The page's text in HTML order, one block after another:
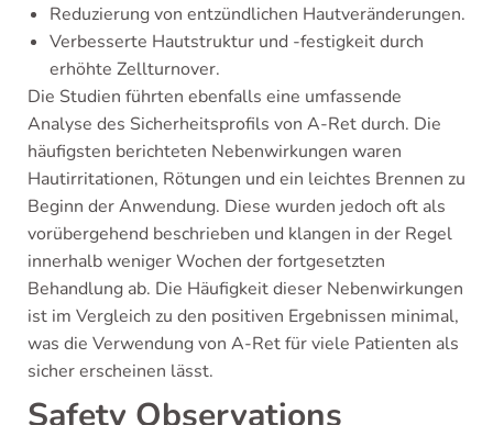
Reduzierung von entzündlichen Hautveränderungen.
Verbesserte Hautstruktur und -festigkeit durch
erhöhte Zellturnover.
Die Studien führten ebenfalls eine umfassende
Analyse des Sicherheitsprofils von A-Ret durch. Die
häufigsten berichteten Nebenwirkungen waren
Hautirritationen, Rötungen und ein leichtes Brennen zu
Beginn der Anwendung. Diese wurden jedoch oft als
vorübergehend beschrieben und klangen in der Regel
innerhalb weniger Wochen der fortgesetzten
Behandlung ab. Die Häufigkeit dieser Nebenwirkungen
ist im Vergleich zu den positiven Ergebnissen minimal,
was die Verwendung von A-Ret für viele Patienten als
sicher erscheinen lässt.
Safety Observations